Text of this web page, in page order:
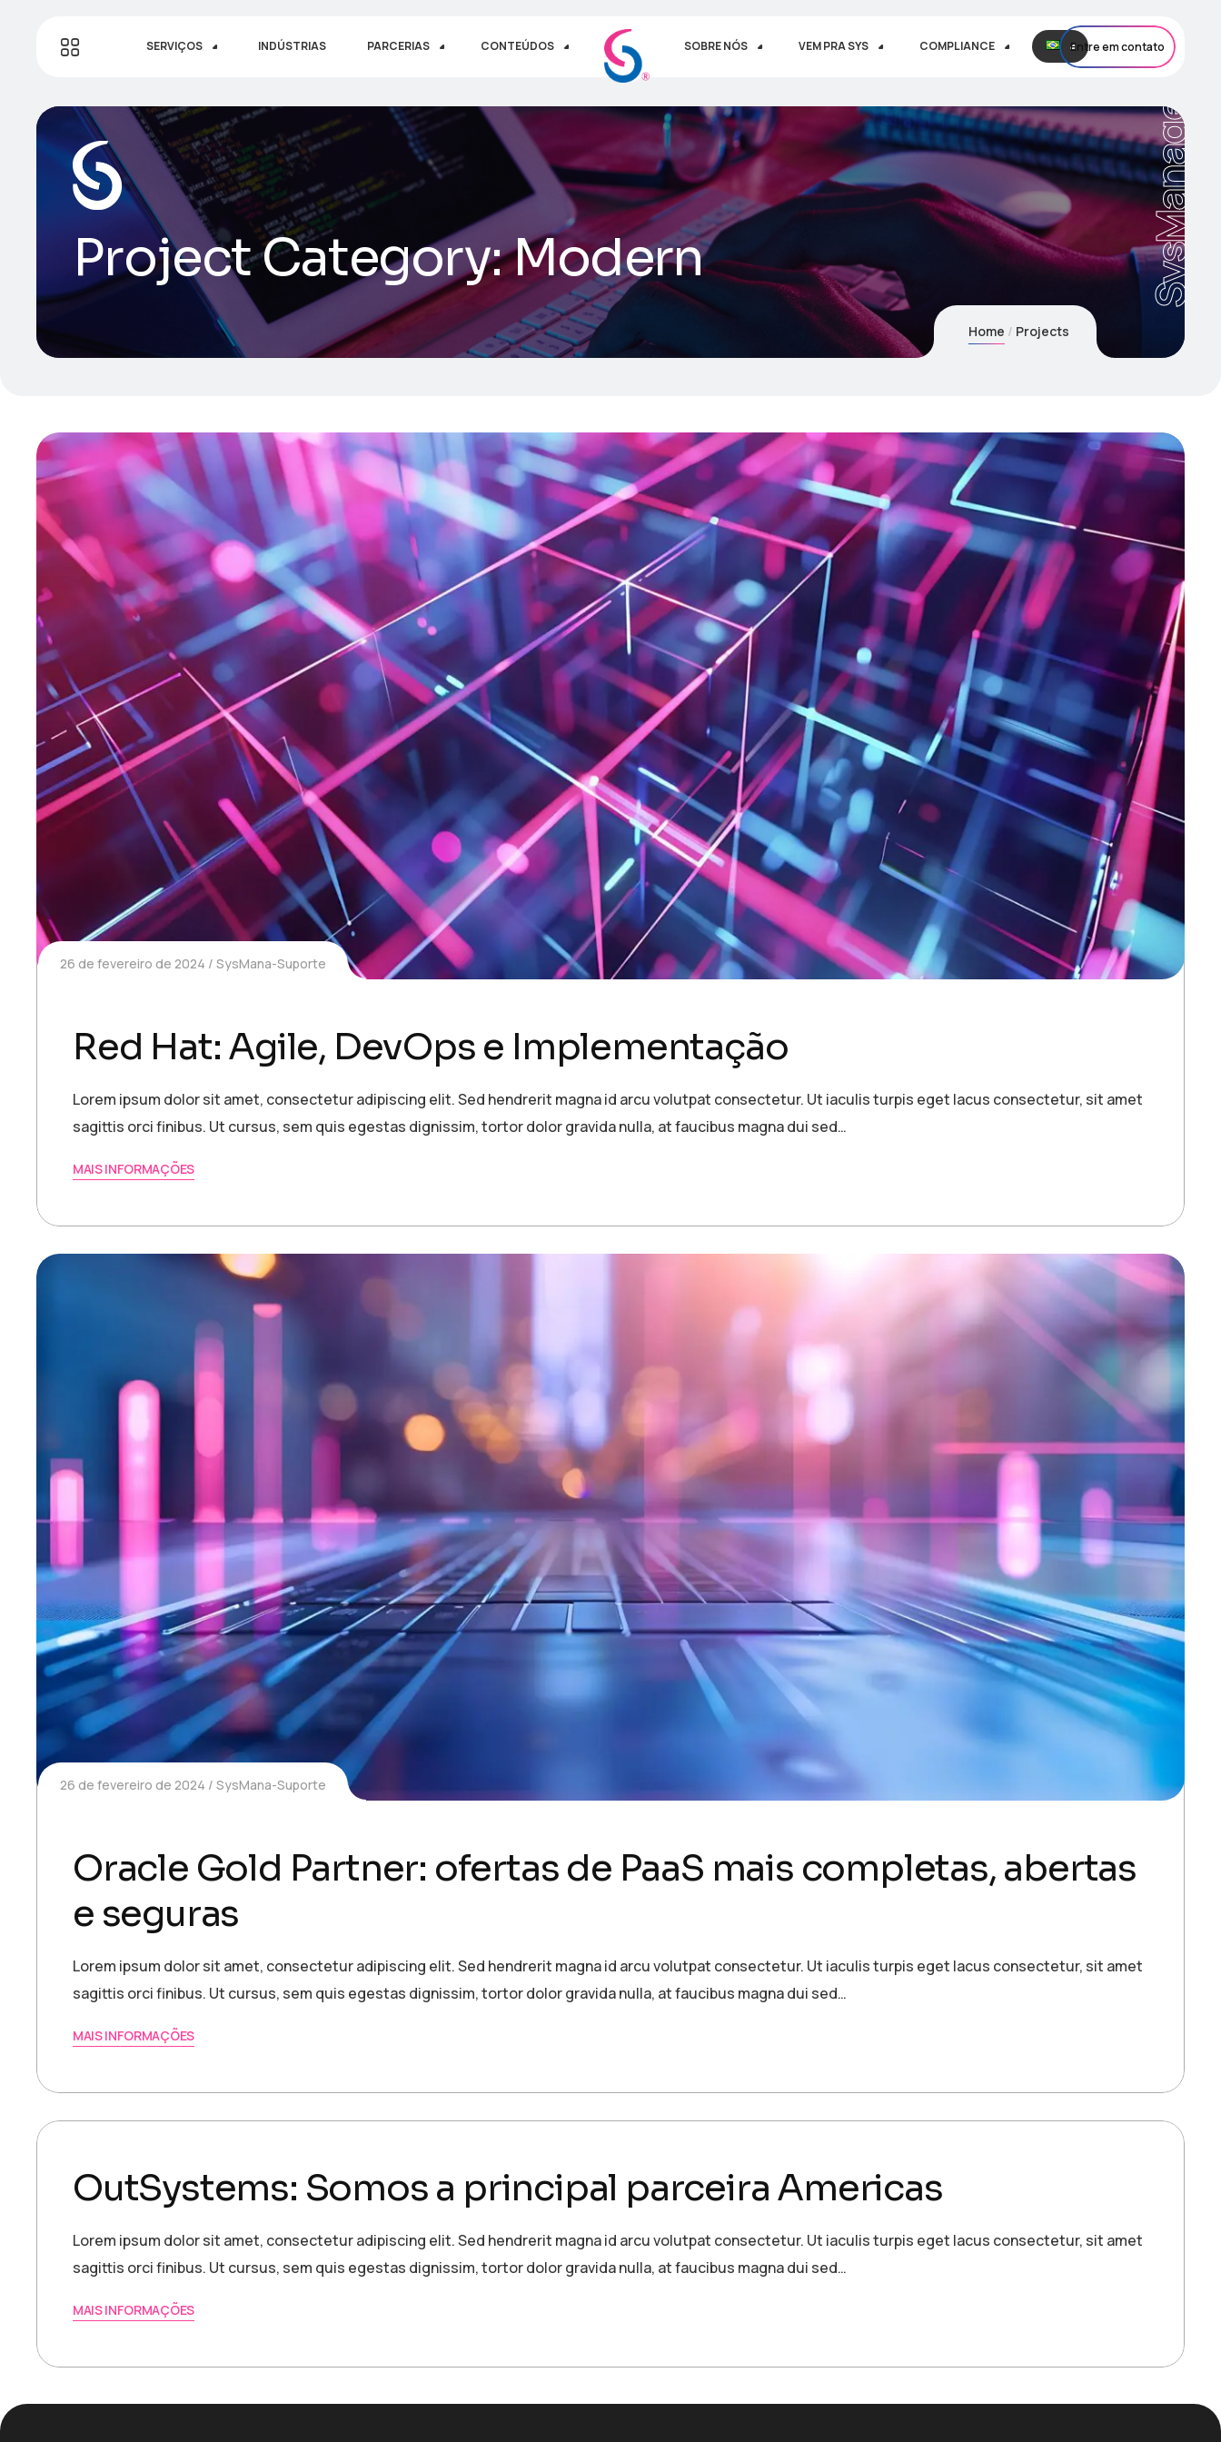
SERVIÇOS INDÚSTRIAS PARCERIAS CONTEÚDOS SOBRE NÓS VEM PRA SYS COMPLIANCE Entre em contato
Project Category:Modern SysManager
Home Projects
26 de fevereiro de 2024 SysMana-Suporte
Red Hat: Agile, DevOps e Implementação
Lorem ipsum dolor sit amet, consectetur adipiscing elit. Sed hendrerit magna id arcu volutpat consectetur. Ut iaculis turpis eget lacus consectetur, sit amet
sagittis orci finibus. Ut cursus, sem quis egestas dignissim, tortor dolor gravida nulla, at faucibus magna dui sed…
MAIS INFORMAÇÕES
26 de fevereiro de 2024 SysMana-Suporte
Oracle Gold Partner: ofertas de PaaS mais completas, abertas
e seguras
Lorem ipsum dolor sit amet, consectetur adipiscing elit. Sed hendrerit magna id arcu volutpat consectetur. Ut iaculis turpis eget lacus consectetur, sit amet
sagittis orci finibus. Ut cursus, sem quis egestas dignissim, tortor dolor gravida nulla, at faucibus magna dui sed…
MAIS INFORMAÇÕES
OutSystems: Somos a principal parceira Americas
Lorem ipsum dolor sit amet, consectetur adipiscing elit. Sed hendrerit magna id arcu volutpat consectetur. Ut iaculis turpis eget lacus consectetur, sit amet
sagittis orci finibus. Ut cursus, sem quis egestas dignissim, tortor dolor gravida nulla, at faucibus magna dui sed…
MAIS INFORMAÇÕES